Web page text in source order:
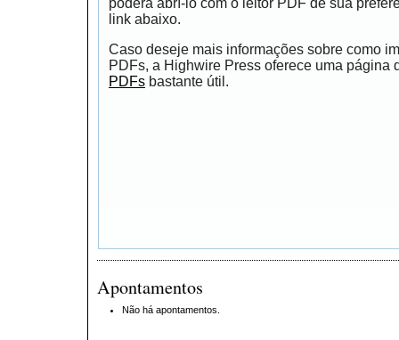
poderá abrí-lo com o leitor PDF de sua
link abaixo.
Caso deseje mais informações sobre como
PDFs, a Highwire Press oferece uma página
PDFs bastante útil.
Apontamentos
Não há apontamentos.